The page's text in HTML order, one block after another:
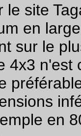
le site
en
sur le
4x3
en